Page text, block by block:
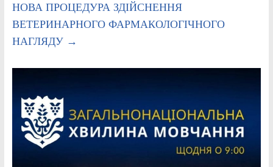
НОВА ПРОЦЕДУРА ЗДІЙСНЕННЯ
ВЕТЕРИНАРНОГО ФАРМАКОЛОГІЧНОГО
НАГЛЯДУ →